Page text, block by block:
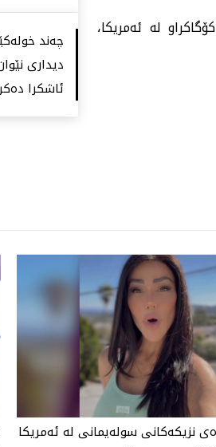
لە ئەمریكا،
چەند
دیداری
ئاشكرا
نزیكەكانی سولەیمانی لە ئەمریكا